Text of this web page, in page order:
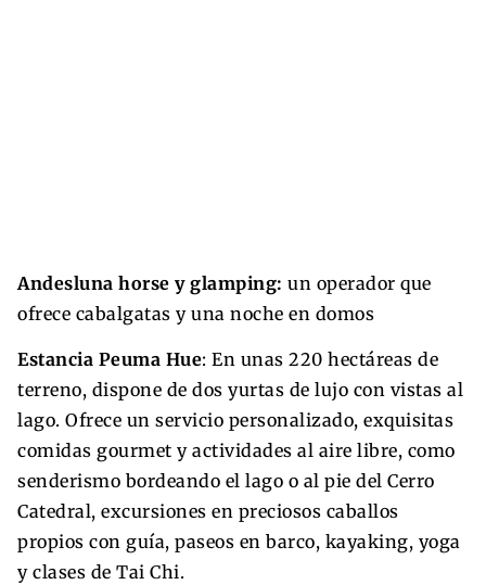
Andesluna horse y glamping: un operador que
ofrece cabalgatas y una noche en domos
Estancia Peuma Hue: En unas 220 hectáreas de
terreno, dispone de dos yurtas de lujo con vistas al
lago. Ofrece un servicio personalizado, exquisitas
comidas gourmet y actividades al aire libre, como
senderismo bordeando el lago o al pie del Cerro
Catedral, excursiones en preciosos caballos
propios con guía, paseos en barco, kayaking, yoga
y clases de Tai Chi.